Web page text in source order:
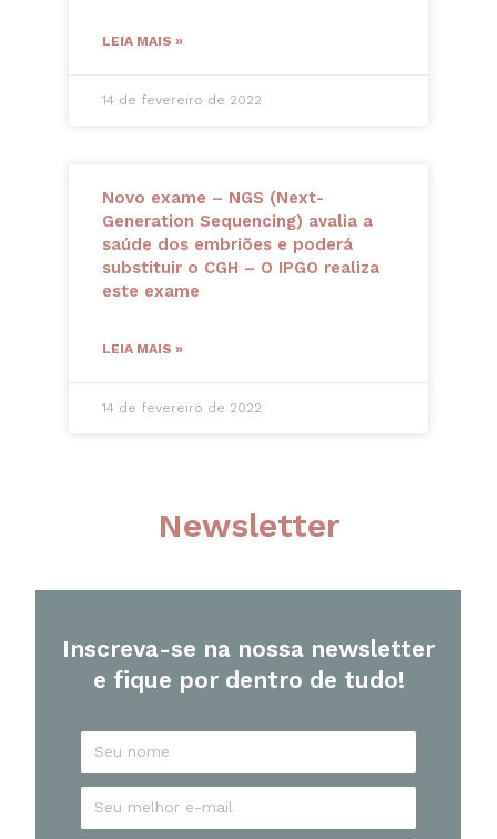
LEIA MAIS »
14 de fevereiro de 2022
Novo exame – NGS (Next-
Generation Sequencing) avalia a
saúde dos embriões e poderá
substituir o CGH – O IPGO realiza
este exame
LEIA MAIS »
14 de fevereiro de 2022
Newsletter
Inscreva-se na nossa newsletter
e fique por dentro de tudo!